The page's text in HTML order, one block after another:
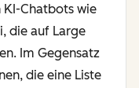
Chatbots wie
die auf Large
Im Gegensatz
die eine Liste